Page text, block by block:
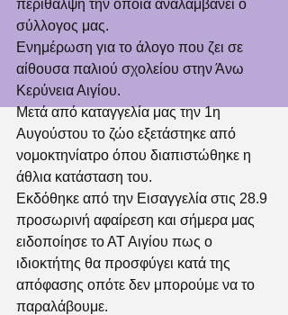
περίθαλψη την οποία αναλαμβάνει ο
σύλλογος μας.
Ενημέρωση για το άλογο που ζει σε
αίθουσα παλιού σχολείου στην Άνω
Κερύνεια Αιγίου.
Μετά από καταγγελία μας την 1η
Αυγούστου το ζώο εξετάστηκε από
νομοκτηνίατρο όπου διαπιστώθηκε η
άθλια κατάσταση του.
Εκδόθηκε από την Εισαγγελία στις 28.9
προσωρινή αφαίρεση και σήμερα μας
ειδοποίησε το ΑΤ Αιγίου πως ο
ιδιοκτήτης θα προσφύγει κατά της
απόφασης οπότε δεν μπορούμε να το
παραλάβουμε.